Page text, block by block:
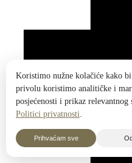
Koristimo nužne kolačiće kako
privolu koristimo analitičke i
posjećenosti i prikaz relevantnog
Politici privatnosti.
Prihvaćam sve